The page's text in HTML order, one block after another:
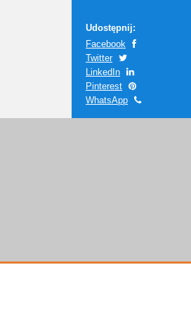
Udostępnij:
Facebook
Twitter
LinkedIn
Pinterest
WhatsApp